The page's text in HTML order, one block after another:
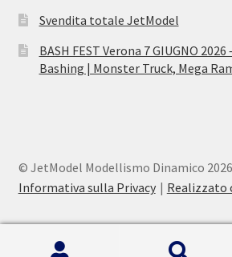
Svendita totale JetModel
BASH FEST Verona 7 GIUGNO
Bashing | Monster Truck, Mega
© JetModel Modellismo Dinamico 2026
Informativa sulla Privacy
Realizzato